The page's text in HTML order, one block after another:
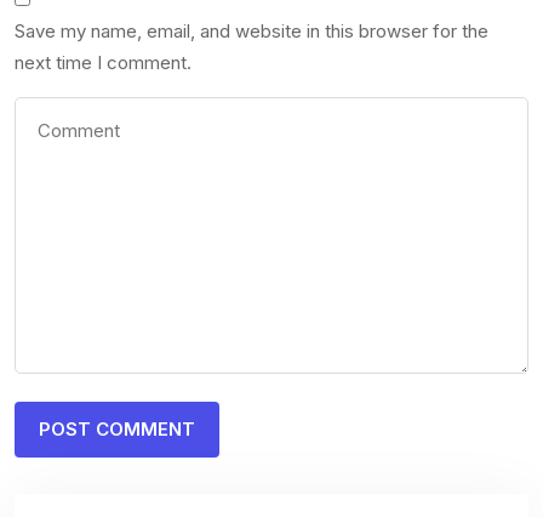
Save my name, email, and website in this browser for the
next time I comment.